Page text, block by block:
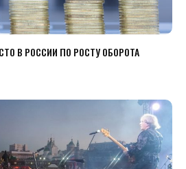
В РОССИИ ПО РОСТУ ОБОРОТА